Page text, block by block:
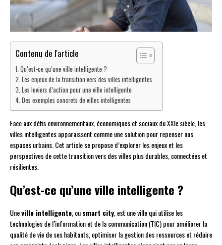
Contenu de l'article
Qu’est-ce qu’une ville intelligente ?
Les enjeux de la transition vers des villes intelligentes
Les leviers d’action pour une ville intelligente
Des exemples concrets de villes intelligentes
Face aux défis environnementaux, économiques et sociaux du XXIe siècle, les
villes intelligentes apparaissent comme une solution pour repenser nos
espaces urbains. Cet article se propose d’explorer les enjeux et les
perspectives de cette transition vers des villes plus durables, connectées et
résilientes.
Qu’est-ce qu’une ville intelligente ?
Uneville intelligente, ousmart city, est une ville qui utilise les
technologies de l’information et de la communication (TIC) pour améliorer la
qualité de vie de ses habitants, optimiser la gestion des ressources et réduire